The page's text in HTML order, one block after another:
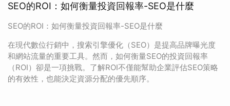
SEO的ROI：如何衡量投資回報率-SEO是什麼
SEO的ROI：如何衡量投資回報率-SEO是什麼
在現代數位行銷中，搜索引擎優化（SEO）是提高品牌曝光度
和網站流量的重要工具。然而，如何衡量SEO的投資回報率
（ROI）卻是一項挑戰。了解ROI不僅能幫助企業評估SEO策略
的有效性，也能決定資源分配的優先順序。